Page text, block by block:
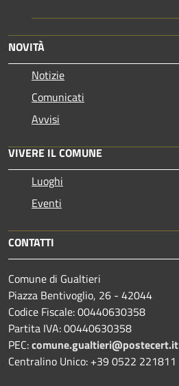
NOVITÀ
Notizie
Comunicati
Avvisi
VIVERE IL COMUNE
Luoghi
Eventi
CONTATTI
Comune di Gualtieri
Piazza Bentivoglio, 26 - 42044
Codice Fiscale: 00440630358
Partita IVA: 00440630358
PEC:comune.gualtieri@postecert.it
Centralino Unico: +39 0522 221811